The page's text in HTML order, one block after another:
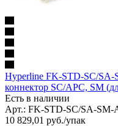
Hyperline FK-STD-SC/SA-
коннектор SC/APC, SM
Есть в наличии
Арт.: FK-STD-SC/SA-SM-
10 829,01 руб./упак